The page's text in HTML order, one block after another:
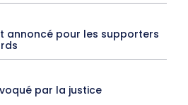
annoncé pour les supporters
par la justice